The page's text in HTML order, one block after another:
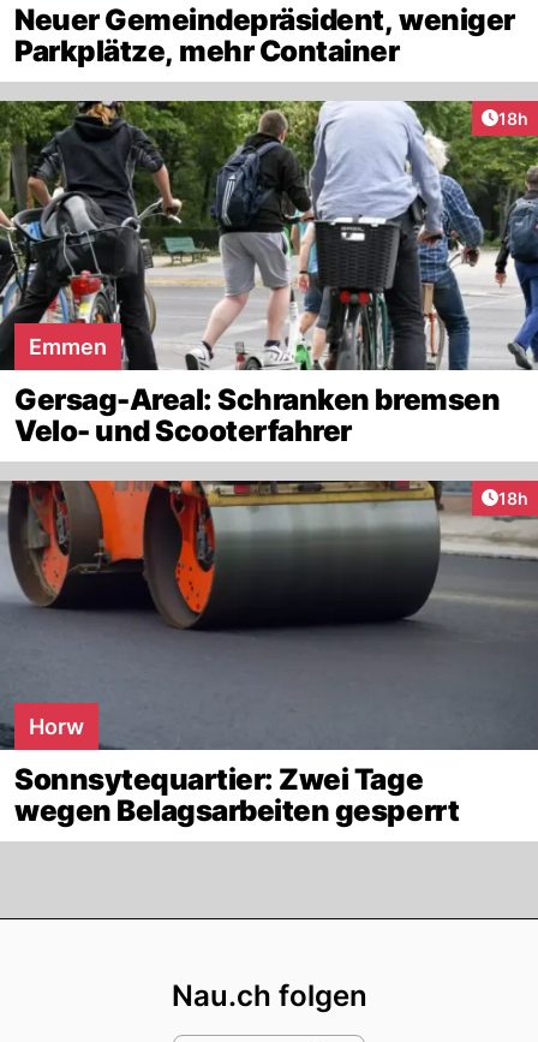
Neuer Gemeindepräsident, weniger
Parkplätze, mehr Container
18h
Emmen
Gersag-Areal: Schranken bremsen
Velo- und Scooterfahrer
18h
Horw
Sonnsytequartier: Zwei Tage
wegen Belagsarbeiten gesperrt
Nau.ch folgen